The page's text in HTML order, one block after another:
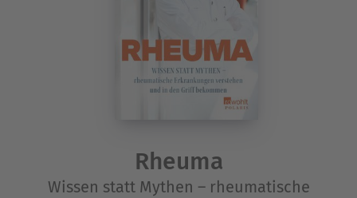
Rheuma
Wissen statt Mythen – rheumatische